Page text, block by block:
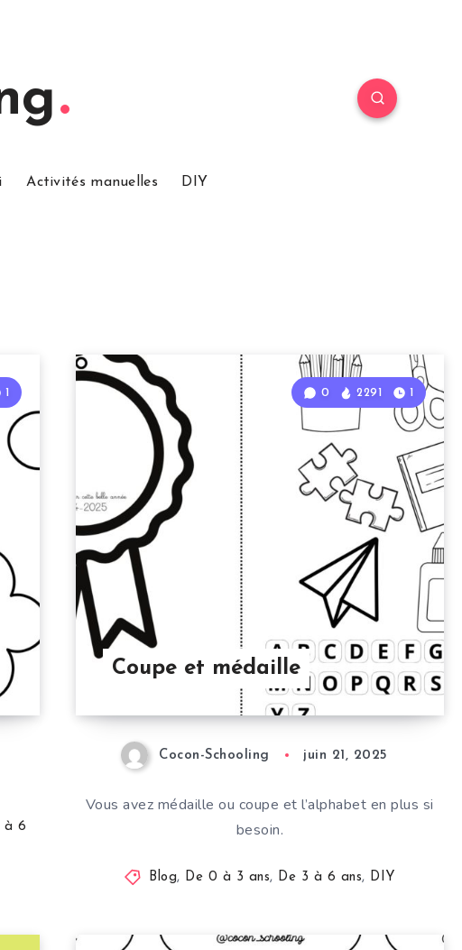
Activités manuelles DIY
1
à 6
Coupe et médaille
0 2291 1
Cocon-Schooling juin 21, 2025
Vous avez médaille ou coupe et l’alphabet en plus si
besoin.
Blog, De 0 à 3 ans, De 3 à 6 ans, DIY